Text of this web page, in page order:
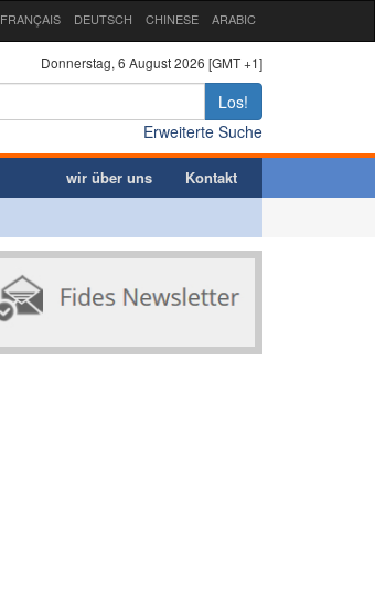
FRANÇAIS DEUTSCH CHINESE ARABIC
Donnerstag, 6 August 2026 [GMT +1]
Los!
Erweiterte Suche
wir über uns Kontakt